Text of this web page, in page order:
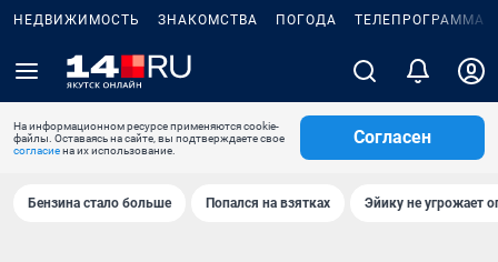
НЕДВИЖИМОСТЬ ЗНАКОМСТВА ПОГОДА ТЕЛЕПРОГРАММА
На информационном ресурсе применяются cookie-
файлы. Оставаясь на сайте, вы подтверждаете свое
согласиена их использование.
Согласен
Бензина стало больше Попался на взятках Эйику не угрожает